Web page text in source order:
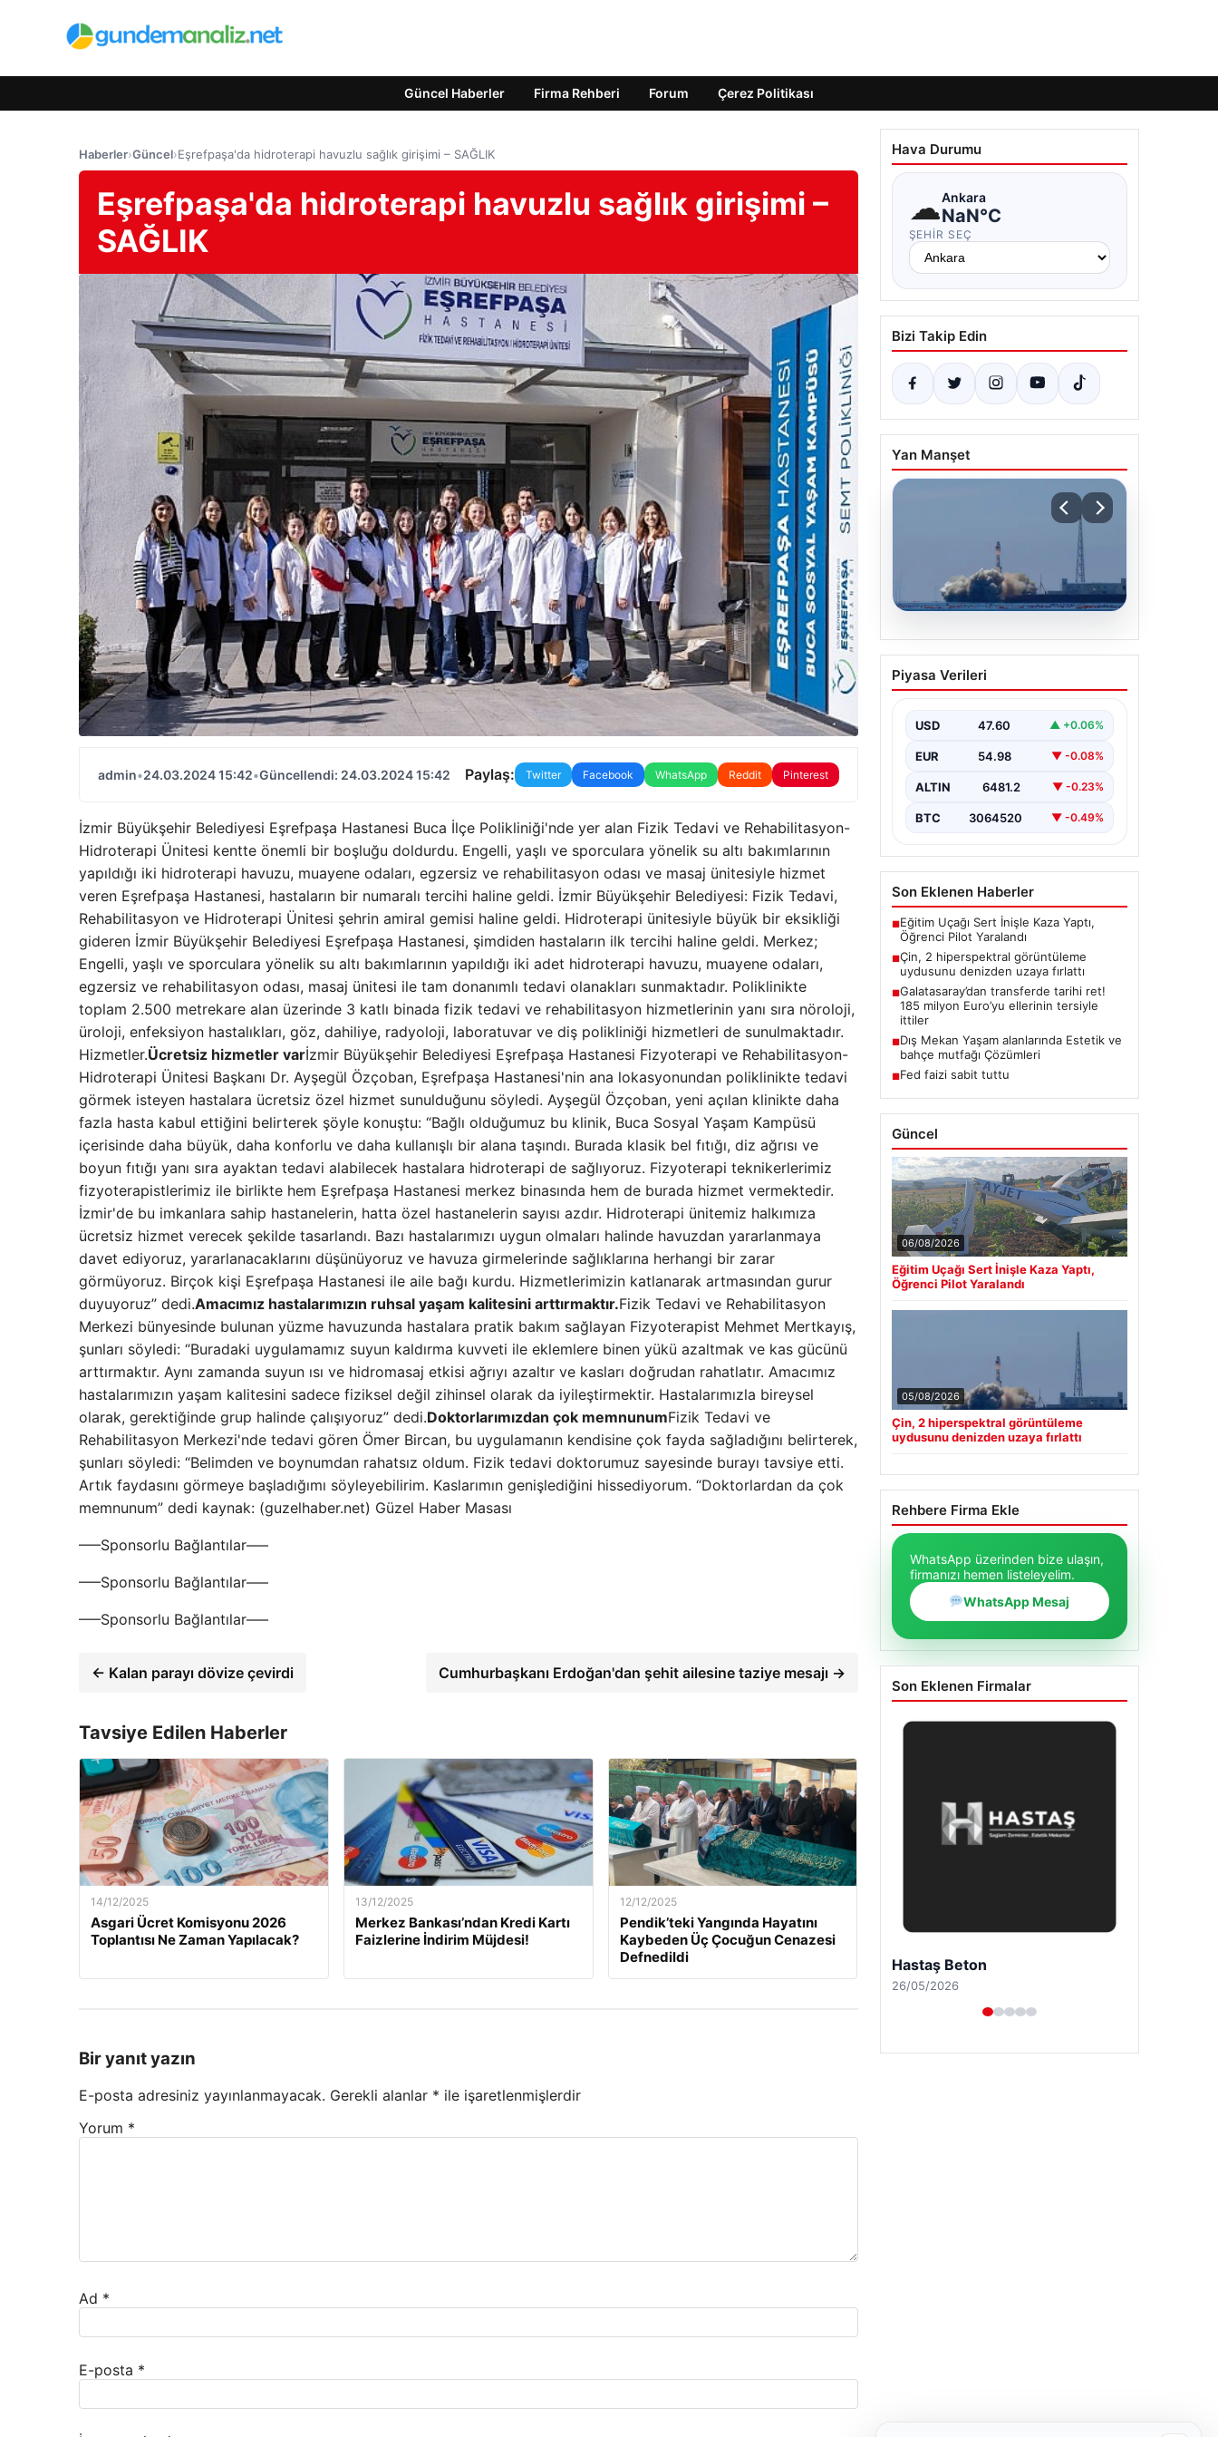
Güncel Haberler Firma Rehberi Forum Çerez Politikası
Haberler›Güncel›Eşrefpaşa'da hidroterapi havuzlu sağlık girişimi – SAĞLIK
Eşrefpaşa'da hidroterapi havuzlu sağlık girişimi –
SAĞLIK
admin•24.03.2024 15:42•Güncellendi: 24.03.2024 15:42 Paylaş: Twitter Facebook WhatsApp Reddit Pinterest
İzmir Büyükşehir Belediyesi Eşrefpaşa Hastanesi Buca İlçe Polikliniği'nde yer alan Fizik Tedavi ve Rehabilitasyon-
Hidroterapi Ünitesi kentte önemli bir boşluğu doldurdu. Engelli, yaşlı ve sporculara yönelik su altı bakımlarının
yapıldığı iki hidroterapi havuzu, muayene odaları, egzersiz ve rehabilitasyon odası ve masaj ünitesiyle hizmet
veren Eşrefpaşa Hastanesi, hastaların bir numaralı tercihi haline geldi. İzmir Büyükşehir Belediyesi: Fizik Tedavi,
Rehabilitasyon ve Hidroterapi Ünitesi şehrin amiral gemisi haline geldi. Hidroterapi ünitesiyle büyük bir eksikliği
gideren İzmir Büyükşehir Belediyesi Eşrefpaşa Hastanesi, şimdiden hastaların ilk tercihi haline geldi. Merkez;
Engelli, yaşlı ve sporculara yönelik su altı bakımlarının yapıldığı iki adet hidroterapi havuzu, muayene odaları,
egzersiz ve rehabilitasyon odası, masaj ünitesi ile tam donanımlı tedavi olanakları sunmaktadır. Poliklinikte
toplam 2.500 metrekare alan üzerinde 3 katlı binada fizik tedavi ve rehabilitasyon hizmetlerinin yanı sıra nöroloji,
üroloji, enfeksiyon hastalıkları, göz, dahiliye, radyoloji, laboratuvar ve diş polikliniği hizmetleri de sunulmaktadır.
Hizmetler.Ücretsiz hizmetler varİzmir Büyükşehir Belediyesi Eşrefpaşa Hastanesi Fizyoterapi ve Rehabilitasyon-
Hidroterapi Ünitesi Başkanı Dr. Ayşegül Özçoban, Eşrefpaşa Hastanesi'nin ana lokasyonundan poliklinikte tedavi
görmek isteyen hastalara ücretsiz özel hizmet sunulduğunu söyledi. Ayşegül Özçoban, yeni açılan klinikte daha
fazla hasta kabul ettiğini belirterek şöyle konuştu: “Bağlı olduğumuz bu klinik, Buca Sosyal Yaşam Kampüsü
içerisinde daha büyük, daha konforlu ve daha kullanışlı bir alana taşındı. Burada klasik bel fıtığı, diz ağrısı ve
boyun fıtığı yanı sıra ayaktan tedavi alabilecek hastalara hidroterapi de sağlıyoruz. Fizyoterapi teknikerlerimiz
fizyoterapistlerimiz ile birlikte hem Eşrefpaşa Hastanesi merkez binasında hem de burada hizmet vermektedir.
İzmir'de bu imkanlara sahip hastanelerin, hatta özel hastanelerin sayısı azdır. Hidroterapi ünitemiz halkımıza
ücretsiz hizmet verecek şekilde tasarlandı. Bazı hastalarımızı uygun olmaları halinde havuzdan yararlanmaya
davet ediyoruz, yararlanacaklarını düşünüyoruz ve havuza girmelerinde sağlıklarına herhangi bir zarar
görmüyoruz. Birçok kişi Eşrefpaşa Hastanesi ile aile bağı kurdu. Hizmetlerimizin katlanarak artmasından gurur
duyuyoruz” dedi.Amacımız hastalarımızın ruhsal yaşam kalitesini arttırmaktır.Fizik Tedavi ve Rehabilitasyon
Merkezi bünyesinde bulunan yüzme havuzunda hastalara pratik bakım sağlayan Fizyoterapist Mehmet Mertkayış,
şunları söyledi: “Buradaki uygulamamız suyun kaldırma kuvveti ile eklemlere binen yükü azaltmak ve kas gücünü
arttırmaktır. Aynı zamanda suyun ısı ve hidromasaj etkisi ağrıyı azaltır ve kasları doğrudan rahatlatır. Amacımız
hastalarımızın yaşam kalitesini sadece fiziksel değil zihinsel olarak da iyileştirmektir. Hastalarımızla bireysel
olarak, gerektiğinde grup halinde çalışıyoruz” dedi.Doktorlarımızdan çok memnunumFizik Tedavi ve
Rehabilitasyon Merkezi'nde tedavi gören Ömer Bircan, bu uygulamanın kendisine çok fayda sağladığını belirterek,
şunları söyledi: “Belimden ve boynumdan rahatsız oldum. Fizik tedavi doktorumuz sayesinde burayı tavsiye etti.
Artık faydasını görmeye başladığımı söyleyebilirim. Kaslarımın genişlediğini hissediyorum. “Doktorlardan da çok
memnunum” dedi kaynak: (guzelhaber.net) Güzel Haber Masası
—–Sponsorlu Bağlantılar—–
—–Sponsorlu Bağlantılar—–
—–Sponsorlu Bağlantılar—–
← Kalan parayı dövize çevirdi Cumhurbaşkanı Erdoğan'dan şehit ailesine taziye mesajı →
Tavsiye Edilen Haberler
14/12/2025
Asgari Ücret Komisyonu 2026
Toplantısı Ne Zaman Yapılacak?
13/12/2025
Merkez Bankası’ndan Kredi Kartı
Faizlerine İndirim Müjdesi!
12/12/2025
Pendik’teki Yangında Hayatını
Kaybeden Üç Çocuğun Cenazesi
Defnedildi
Bir yanıt yazın
E-posta adresiniz yayınlanmayacak. Gerekli alanlar * ile işaretlenmişlerdir
Yorum *
Ad *
E-posta *
Hava Durumu
☁Ankara
NaN°C
ŞEHIR SEÇ
Bizi Takip Edin
Yan Manşet
Çin, 2 hiperspektral
görüntüleme uydusunu
Piyasa Verileri
USD 47.60 ▲ +0.06%
EUR 54.98 ▼ -0.08%
ALTIN 6481.2 ▼ -0.23%
BTC 3064520 ▼ -0.49%
Son Eklenen Haberler
■Eğitim Uçağı Sert İnişle Kaza Yaptı,
Öğrenci Pilot Yaralandı
■Çin, 2 hiperspektral görüntüleme
uydusunu denizden uzaya fırlattı
■Galatasaray’dan transferde tarihi ret!
185 milyon Euro’yu ellerinin tersiyle
ittiler
■Dış Mekan Yaşam alanlarında Estetik ve
bahçe mutfağı Çözümleri
■Fed faizi sabit tuttu
Güncel
06/08/2026
Eğitim Uçağı Sert İnişle Kaza Yaptı,
Öğrenci Pilot Yaralandı
05/08/2026
Çin, 2 hiperspektral görüntüleme
uydusunu denizden uzaya fırlattı
Rehbere Firma Ekle
WhatsApp üzerinden bize ulaşın,
firmanızı hemen listeleyelim.
WhatsApp Mesaj
Son Eklenen Firmalar
Enes Kaplan Avukatlık Bürosu
28/04/2026